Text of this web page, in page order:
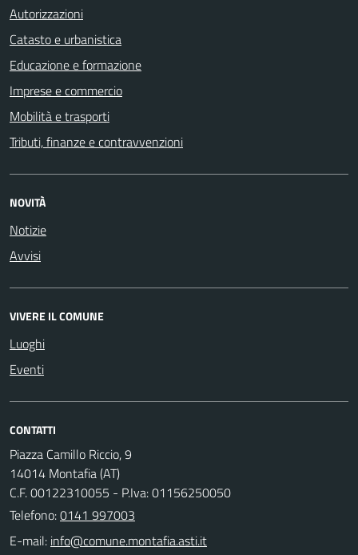
Autorizzazioni
Catasto e urbanistica
Educazione e formazione
Imprese e commercio
Mobilità e trasporti
Tributi, finanze e contravvenzioni
NOVITÀ
Notizie
Avvisi
VIVERE IL COMUNE
Luoghi
Eventi
CONTATTI
Piazza Camillo Riccio, 9
14014 Montafia (AT)
C.F. 00122310055 - P.Iva: 01156250050
Telefono:0141 997003
E-mail: